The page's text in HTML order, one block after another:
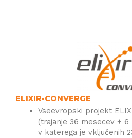
ELIXIR-CONVERGE
Vseevropski projekt
(trajanje 36 mesecev + 6
v katerega je vključenih